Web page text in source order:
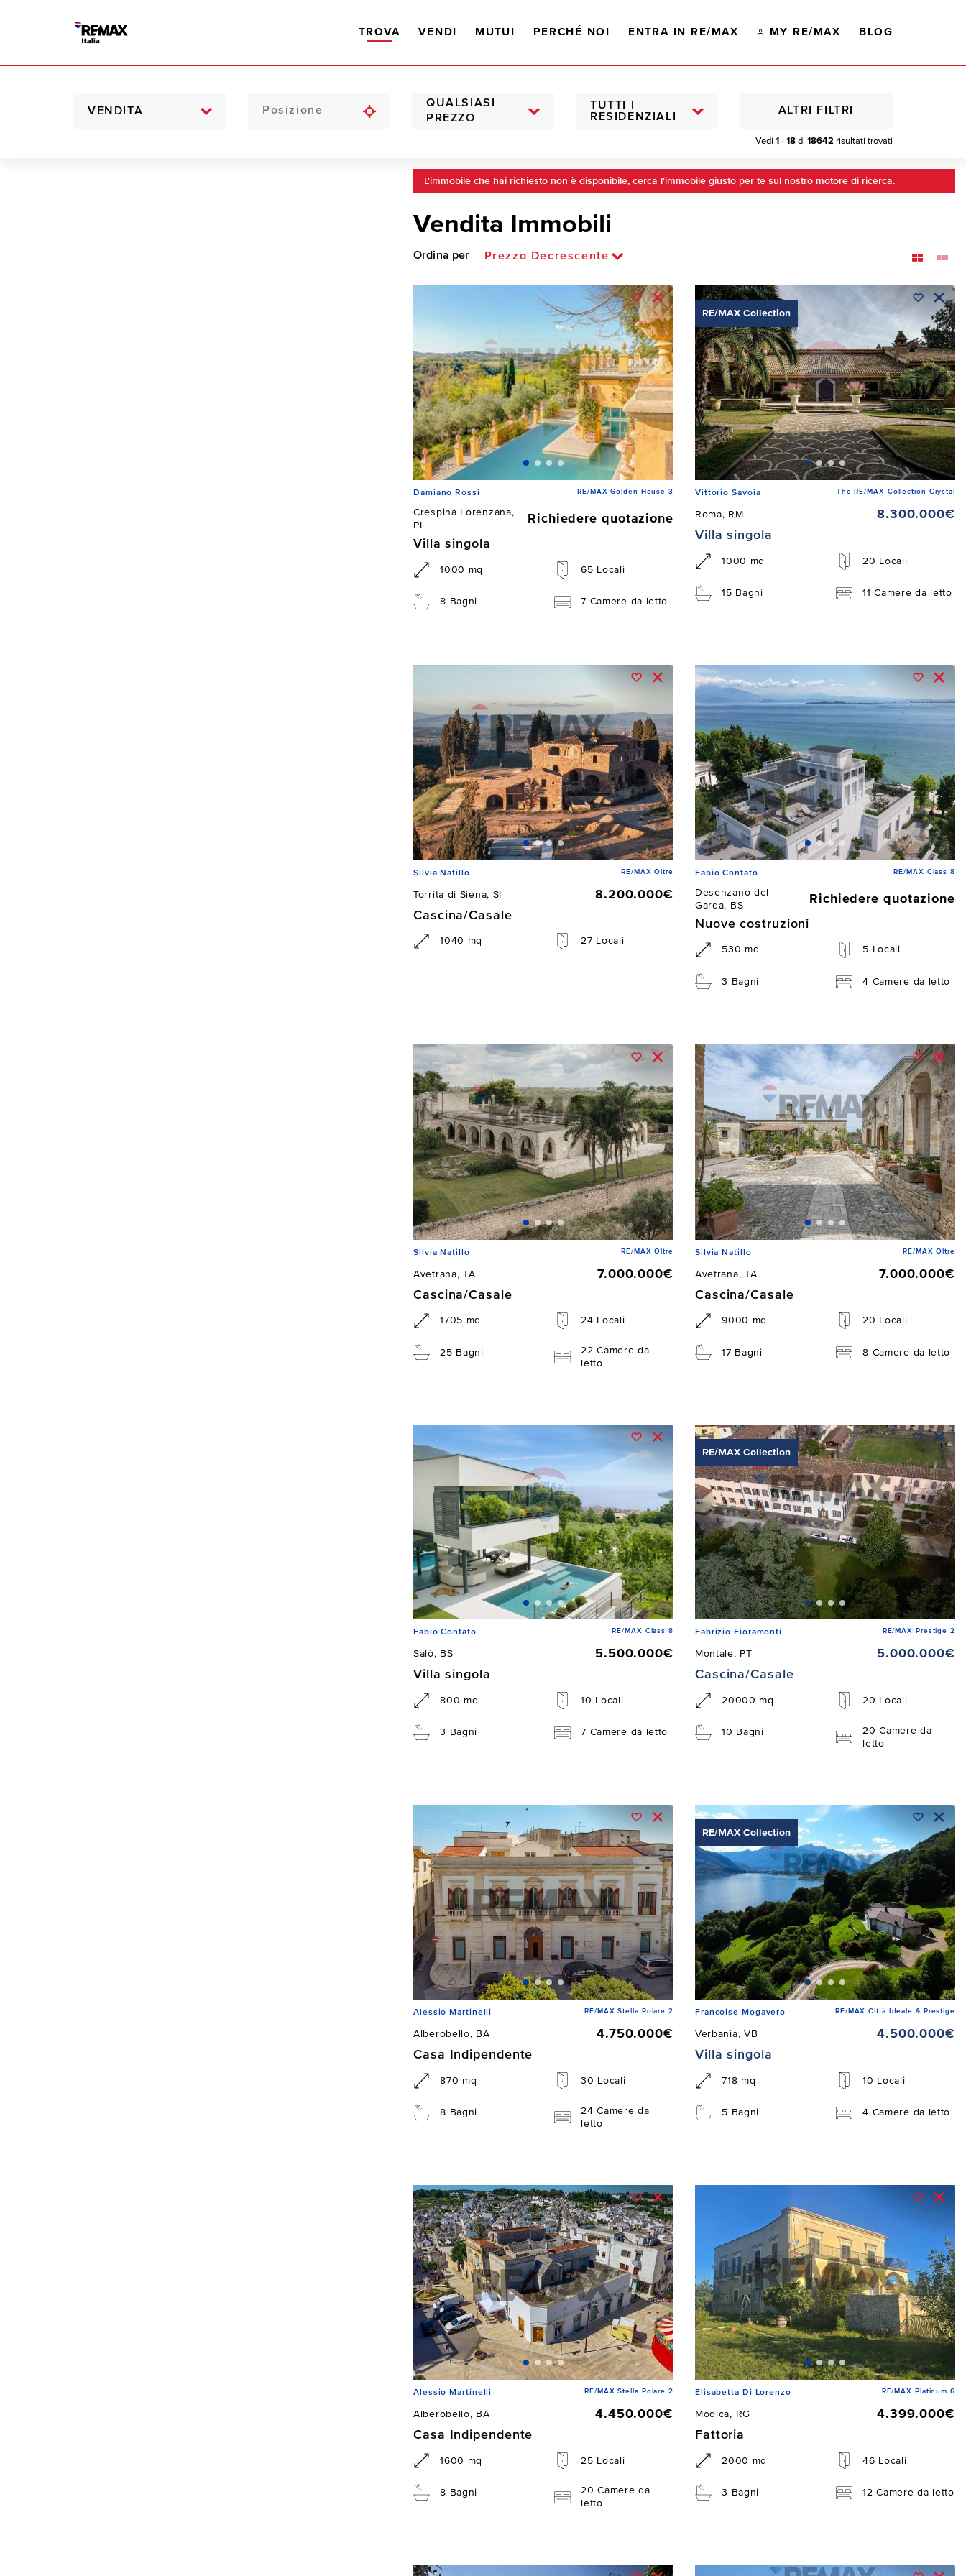
TROVA VENDI MUTUI PERCHÉ NOI ENTRA IN RE/MAX MY RE/MAX BLOG
VENDITA
QUALSIASI
PREZZO
TUTTI I
RESIDENZIALI
Vedi 1 - 18 di 18642 risultati trovati
ALTRI FILTRI
L'immobile che hai richiesto non è disponibile, cerca l'immobile giusto per te sul nostro motore di ricerca.
Vendita Immobili
Ordina per Prezzo Decrescente
Damiano Rossi RE/MAX Golden House 3
Crespina Lorenzana,
PI
Richiedere quotazione
Villa singola
1000 mq 65 Locali
8 Bagni 7 Camere da letto
RE/MAX Collection
Vittorio Savoia The RE/MAX Collection Crystal
Roma, RM
8.300.000€
Villa singola
1000 mq 20 Locali
15 Bagni 11 Camere da letto
Silvia Natillo RE/MAX Oltre
Torrita di Siena, SI
8.200.000€
Cascina/Casale
1040 mq 27 Locali
Fabio Contato RE/MAX Class 8
Desenzano del
Garda, BS
Richiedere quotazione
Nuove costruzioni
530 mq 5 Locali
3 Bagni 4 Camere da letto
Silvia Natillo RE/MAX Oltre
Avetrana, TA
7.000.000€
Cascina/Casale
1705 mq 24 Locali
25 Bagni
22 Camere da
letto
Silvia Natillo RE/MAX Oltre
Avetrana, TA
7.000.000€
Cascina/Casale
9000 mq 20 Locali
17 Bagni 8 Camere da letto
Fabio Contato RE/MAX Class 8
Salò, BS
5.500.000€
Villa singola
800 mq 10 Locali
3 Bagni 7 Camere da letto
RE/MAX Collection
Fabrizio Fioramonti RE/MAX Prestige 2
Montale, PT
5.000.000€
Cascina/Casale
20000 mq 20 Locali
10 Bagni
20 Camere da
letto
Alessio Martinelli RE/MAX Stella Polare 2
Alberobello, BA
4.750.000€
Casa Indipendente
870 mq 30 Locali
8 Bagni
24 Camere da
letto
RE/MAX Collection
Francoise Mogavero RE/MAX Città Ideale & Prestige
Verbania, VB
4.500.000€
Villa singola
718 mq 10 Locali
5 Bagni 4 Camere da letto
Alessio Martinelli RE/MAX Stella Polare 2
Alberobello, BA
4.450.000€
Casa Indipendente
1600 mq 25 Locali
8 Bagni
20 Camere da
letto
Elisabetta Di Lorenzo RE/MAX Platinum 6
Modica, RG
4.399.000€
Fattoria
2000 mq 46 Locali
3 Bagni 12 Camere da letto